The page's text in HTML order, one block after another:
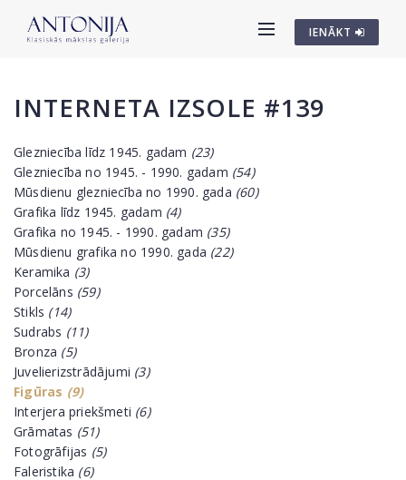
IENĀKT
INTERNETA IZSOLE #139
Glezniecība līdz 1945. gadam (23)
Glezniecība no 1945. - 1990. gadam (54)
Mūsdienu glezniecība no 1990. gada (60)
Grafika līdz 1945. gadam (4)
Grafika no 1945. - 1990. gadam (35)
Mūsdienu grafika no 1990. gada (22)
Keramika (3)
Porcelāns (59)
Stikls (14)
Sudrabs (11)
Bronza (5)
Juvelierizstrādājumi (3)
Figūras (9)
Interjera priekšmeti (6)
Grāmatas (51)
Fotogrāfijas (5)
Faleristika (6)